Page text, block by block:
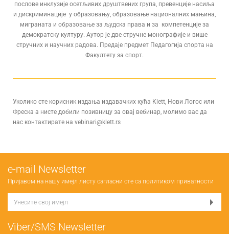
послове инклузије осетљивих друштвених група, превенције насиља
и дискриминације у образовању, образовање националних мањина,
миграната и образовање за људска права и за компетенције за
демократску културу. Аутор је две стручне монографије и више
стручних и научних радова. Предаје предмет Педагогија спорта на
Факултету за спорт.
Уколико сте корисник издања издавачких кућа Klett, Нови Логос или
Фреска а нисте добили позивницу за овај вебинар, молимо вас да
нас контактирате на vebinari@klett.rs
е-mail Newsletter
Пријавом на нашу имејл листу сагласни сте са политиком приватности
Viber/SMS Newsletter